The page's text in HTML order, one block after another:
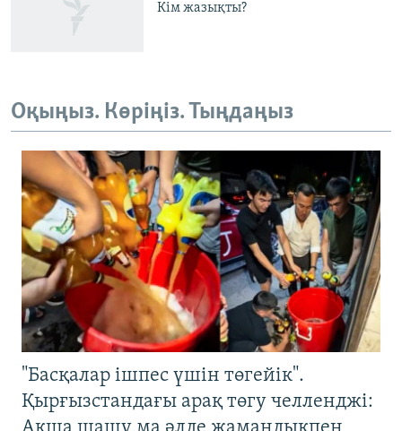
Кім жазықты?
Оқыңыз. Көріңіз. Тыңдаңыз
"Басқалар ішпес үшін төгейік".
Қырғызстандағы арақ төгу челленджі: